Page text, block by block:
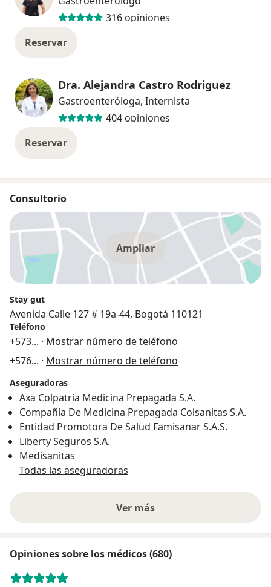
316 opiniones
Reservar
Dra. Alejandra Castro Rodriguez
Gastroenteróloga, Internista
404 opiniones
Reservar
Consultorio
Ampliar
Stay gut
Avenida Calle 127 # 19a-44, Bogotá 110121
Teléfono
+573... · Mostrar número de teléfono
+576... · Mostrar número de teléfono
Aseguradoras
Axa Colpatria Medicina Prepagada S.A.
Compañía De Medicina Prepagada Colsanitas S.A.
Entidad Promotora De Salud Famisanar S.A.S.
Liberty Seguros S.A.
Medisanitas
Todas las aseguradoras
Ver más
Opiniones sobre los médicos (680)